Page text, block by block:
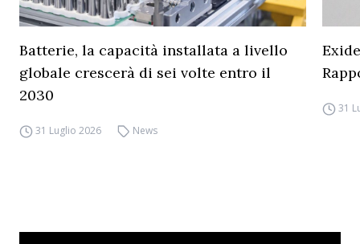
Batterie, la capacità installata a livello
globale crescerà di sei volte entro il
2030
31 Luglio 2026 News
31